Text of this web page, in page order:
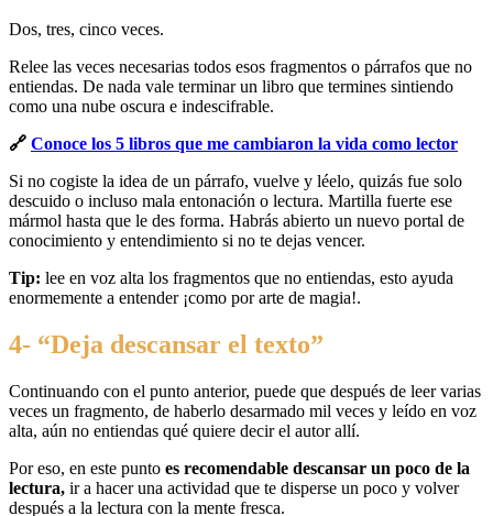
Dos, tres, cinco veces.
Relee las veces necesarias todos esos fragmentos o párrafos que no
entiendas. De nada vale terminar un libro que termines sintiendo
como una nube oscura e indescifrable.
🔗 Conoce los 5 libros que me cambiaron la vida como lector
Si no cogiste la idea de un párrafo, vuelve y léelo, quizás fue solo
descuido o incluso mala entonación o lectura. Martilla fuerte ese
mármol hasta que le des forma. Habrás abierto un nuevo portal de
conocimiento y entendimiento si no te dejas vencer.
Tip: lee en voz alta los fragmentos que no entiendas, esto ayuda
enormemente a entender ¡como por arte de magia!.
4- “Deja descansar el texto”
Continuando con el punto anterior, puede que después de leer varias
veces un fragmento, de haberlo desarmado mil veces y leído en voz
alta, aún no entiendas qué quiere decir el autor allí.
Por eso, en este punto es recomendable descansar un poco de la
lectura, ir a hacer una actividad que te disperse un poco y volver
después a la lectura con la mente fresca.